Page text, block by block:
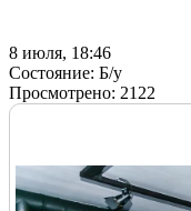
8 июля, 18:46
Состояние: Б/у
Просмотрено: 2122